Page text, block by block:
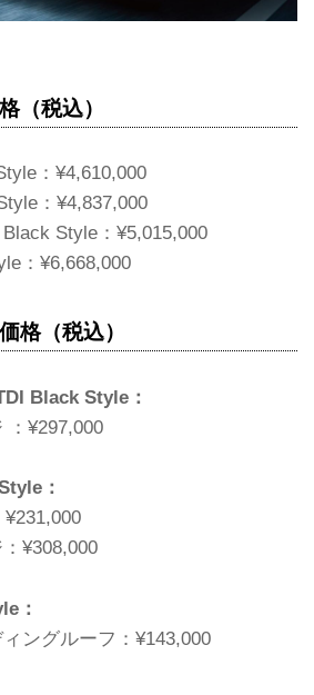
（税込）
：¥4,610,000
：¥4,837,000
Black Style：¥5,015,000
：¥6,668,000
格（税込）
Black Style：
：¥297,000
：
¥231,000
¥308,000
：
ングルーフ：¥143,000